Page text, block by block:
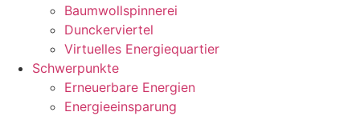
Baumwollspinnerei
Dunckerviertel
Virtuelles Energiequartier
Schwerpunkte
Erneuerbare Energien
Energieeinsparung